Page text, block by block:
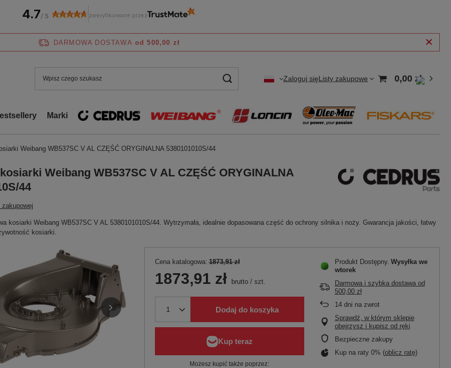
DARMOWA DOSTAWA od 500,00 zł
Zaloguj sięListy zakupowe 0,00 zł
Marki
Weibang WB537SC V AL CZĘŚĆ ORYGINALNA 5380101010S/44
Weibang WB537SC V AL CZĘŚĆ ORYGINALNA
44
kosiarki Weibang WB537SC V AL 5380101010S/44. Wytrzymała, idealnie dopasowana część do ochrony silnika i noży. Gwarancja jakości, łatwy
kosiarki.
Cena katalogowa: 1873,91 zł
1873,91 zł brutto/ szt.
Dodaj do koszyka
Możesz kupić także poprzez:
Produkt Dostępny Wysyłka we
wtorek
Darmowa i szybka dostawaod
500,00 zł
14dni na zwrot
Sprawdź, w którym sklepie
obejrzysz i kupisz od ręki
Bezpieczne zakupy
Kup na raty 0% (oblicz ratę)
4.7/ 5 zweryfikowane przez